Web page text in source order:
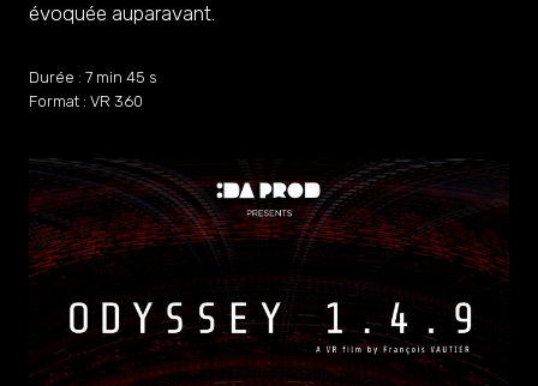
évoquée auparavant.
Durée : 7 min 45 s
Format : VR 360